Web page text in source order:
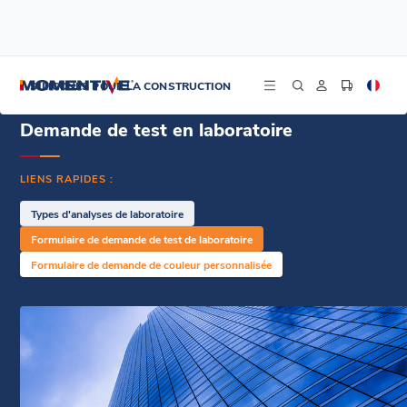
SILICONES POUR LA CONSTRUCTION
Demande de test en laboratoire
LIENS RAPIDES :
Types d'analyses de laboratoire
Formulaire de demande de test de laboratoire
Formulaire de demande de couleur personnalisée